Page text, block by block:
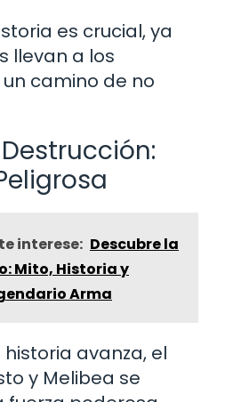
es crucial, ya
llevan a los
camino de no
interese: Descubre la
Mito, Historia y
Arma
avanza, el
y Melibea se